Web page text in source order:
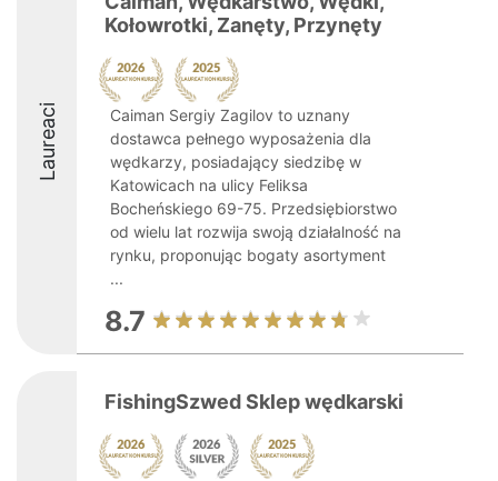
Laureaci
Kołowrotki, Zanęty, Przynęty
Caiman Sergiy Zagilov to uznany
dostawca pełnego wyposażenia dla
wędkarzy, posiadający siedzibę w
Katowicach na ulicy Feliksa
Bocheńskiego 69-75. Przedsiębiorstwo
od wielu lat rozwija swoją działalność na
rynku, proponując bogaty asortyment
...
8.7
FishingSzwed Sklep wędkarski